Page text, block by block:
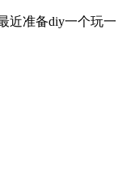
近准备diy一个玩一